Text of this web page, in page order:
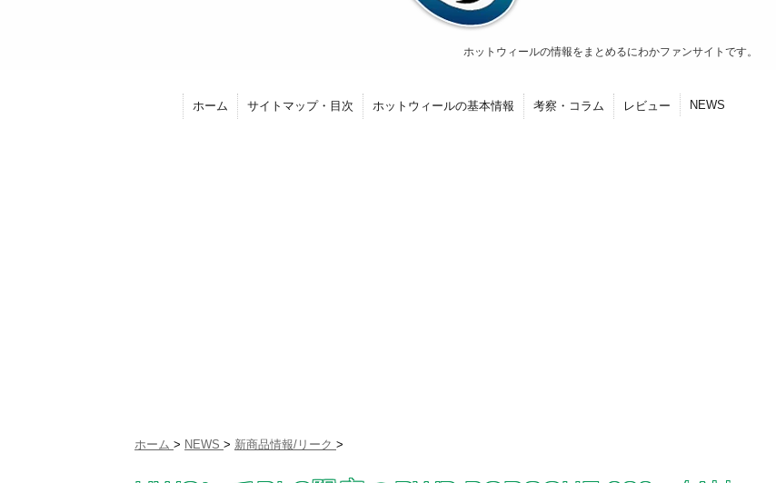
ホットウィールの情報をまとめるにわかファンサイトです。
ホーム サイトマップ・目次 ホットウィールの基本情報 考察・コラム レビュー NEWS
ホーム > NEWS > 新商品情報/リーク >